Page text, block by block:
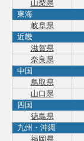
山梨県
東海
岐阜県
近畿
滋賀県
奈良県
中国
鳥取県
山口県
四国
徳島県
九州・沖縄
福岡県